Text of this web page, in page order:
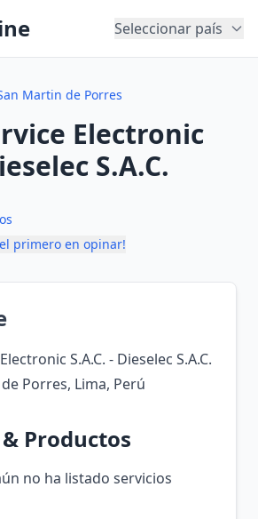
Seleccionar país
Martin de Porres
Electronic
S.A.C.
el primero en opinar!
S.A.C. - Dieselec S.A.C.
Porres, Lima, Perú
Productos
no ha listado servicios